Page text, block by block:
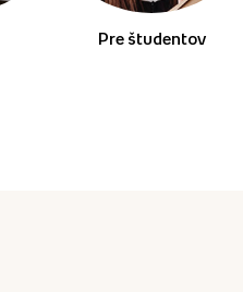
Pre študentov